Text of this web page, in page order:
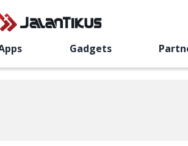
Gadgets